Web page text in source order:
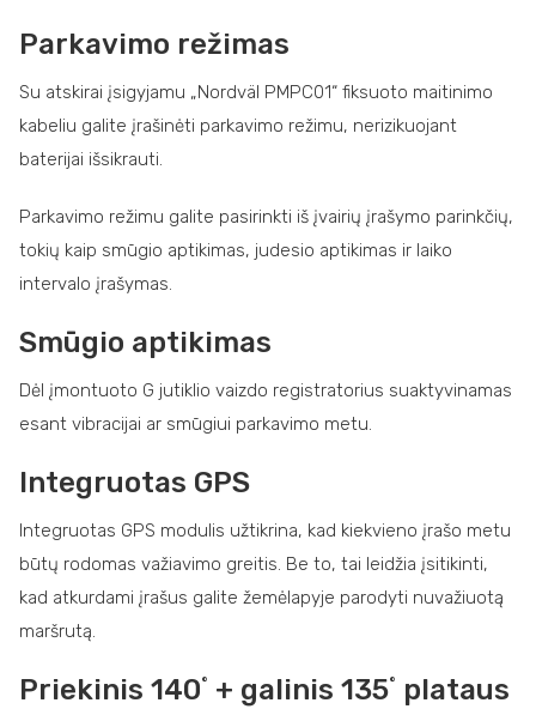
Parkavimo režimas
Su atskirai įsigyjamu „Nordväl PMPC01“ fiksuoto maitinimo
kabeliu galite įrašinėti parkavimo režimu, nerizikuojant
baterijai išsikrauti.
Parkavimo režimu galite pasirinkti iš įvairių įrašymo parinkčių,
tokių kaip smūgio aptikimas, judesio aptikimas ir laiko
intervalo įrašymas.
Smūgio aptikimas
Dėl įmontuoto G jutiklio vaizdo registratorius suaktyvinamas
esant vibracijai ar smūgiui parkavimo metu.
Integruotas GPS
Integruotas GPS modulis užtikrina, kad kiekvieno įrašo metu
būtų rodomas važiavimo greitis. Be to, tai leidžia įsitikinti,
kad atkurdami įrašus galite žemėlapyje parodyti nuvažiuotą
maršrutą.
Priekinis 140˚ + galinis 135˚ plataus